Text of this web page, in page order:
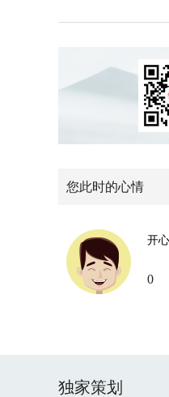
您此时的心情
开心
0
独家策划